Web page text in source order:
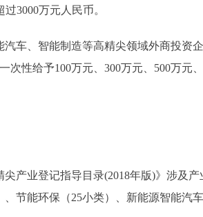
3000万元人民币。
、智能制造等高精尖领域外商投资
性给予100万元、300万元、500万元
业登记指导目录(2018年版)》涉及产
节能环保（25小类）、新能源智能汽